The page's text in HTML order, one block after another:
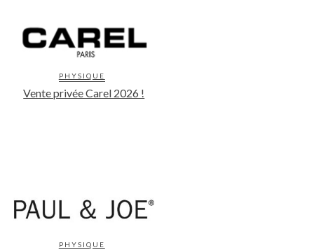
PHYSIQUE
Vente privée Carel 2026 !
PHYSIQUE